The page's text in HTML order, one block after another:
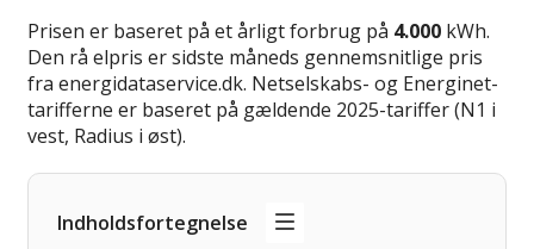
Prisen er baseret på et årligt forbrug på 4.000 kWh.
Den rå elpris er sidste måneds gennemsnitlige pris
fra energidataservice.dk. Netselskabs- og Energinet-
tarifferne er baseret på gældende 2025-tariffer (N1 i
vest, Radius i øst).
Indholdsfortegnelse